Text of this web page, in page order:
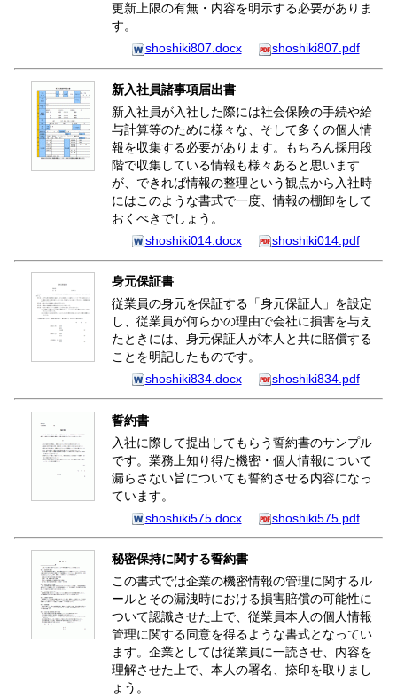
更新上限の有無・内容を明示する必要がありま
す。
shoshiki807.docx
shoshiki807.pdf
新入社員諸事項届出書
新入社員が入社した際には社会保険の手続や給
与計算等のために様々な、そして多くの個人情
報を収集する必要があります。もちろん採用段
階で収集している情報も様々あると思います
が、できれば情報の整理という観点から入社時
にはこのような書式で一度、情報の棚卸をして
おくべきでしょう。
shoshiki014.docx
shoshiki014.pdf
身元保証書
従業員の身元を保証する「身元保証人」を設定
し、従業員が何らかの理由で会社に損害を与え
たときには、身元保証人が本人と共に賠償する
ことを明記したものです。
shoshiki834.docx
shoshiki834.pdf
誓約書
入社に際して提出してもらう誓約書のサンプル
です。業務上知り得た機密・個人情報について
漏らさない旨についても誓約させる内容になっ
ています。
shoshiki575.docx
shoshiki575.pdf
秘密保持に関する誓約書
この書式では企業の機密情報の管理に関するル
ールとその漏洩時における損害賠償の可能性に
ついて認識させた上で、従業員本人の個人情報
管理に関する同意を得るような書式となってい
ます。企業としては従業員に一読させ、内容を
理解させた上で、本人の署名、捺印を取りまし
ょう。